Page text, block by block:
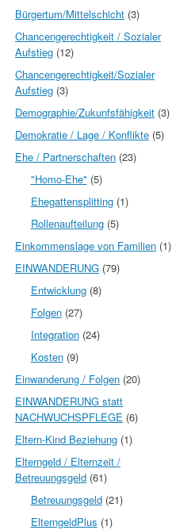
Bürgertum/Mittelschicht (3)
Chancengerechtigkeit / Sozialer
Aufstieg (12)
Chancengerechtigkeit/Sozialer
Aufstieg (3)
Demographie/Zukunfsfähigkeit (3)
Demokratie / Lage / Konflikte (5)
Ehe / Partnerschaften (23)
"Homo-Ehe" (5)
Ehegattensplitting(1)
Rollenaufteilung(5)
Einkommenslage von Familien (1)
EINWANDERUNG (79)
Entwicklung(8)
Folgen(27)
Integration(24)
Kosten(9)
Einwanderung / Folgen (20)
EINWANDERUNG statt
NACHWUCHSPFLEGE (6)
Eltern-Kind Beziehung (1)
Elterngeld / Elternzeit /
Betreuungsgeld (61)
Betreuungsgeld(21)
ElterngeldPlus (1)